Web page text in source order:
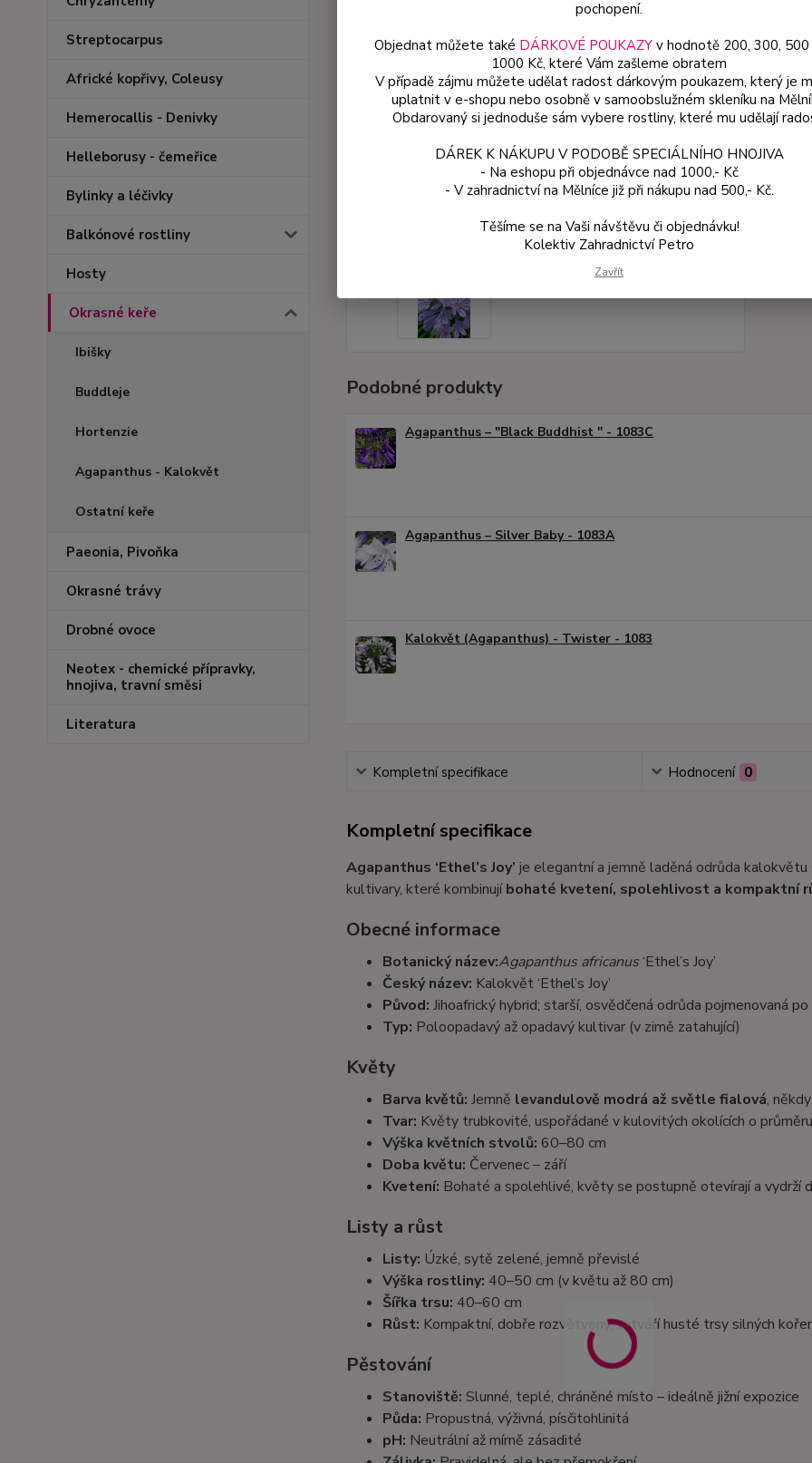
Streptocarpus
Africké kopřivy, Coleusy
Hemerocallis - Denivky
Helleborusy - čemeřice
Bylinky a léčivky
Balkónové rostliny
Hosty
Okrasné keře
Ibišky
Buddleje
Hortenzie
Agapanthus - Kalokvět
Ostatní keře
Paeonia, Pivoňka
Okrasné trávy
Drobné ovoce
Neotex - chemické přípravky,
hnojiva, travní směsi
Literatura
Podobné produkty
Agapanthus – "Black Buddhist " - 1083C
Agapanthus – Silver Baby - 1083A
Kalokvět (Agapanthus) - Twister - 1083
Kompletní specifikace Hodnocení 0
Kompletní specifikace
Agapanthus ‘Ethel’s Joy’ je elegantní a jemně laděná odrůda
kultivary, které kombinujíbohaté kvetení, spolehlivost a kompaktní
Obecné informace
Botanický název:Agapanthus africanus‘Ethel’s Joy’
Český název: Kalokvět ‘Ethel’s Joy’
Původ: Jihoafrický hybrid; starší, osvědčená odrůda pojmenovaná
Typ: Poloopadavý až opadavý kultivar (v zimě zatahující)
Květy
Barva květů: Jemně levandulově modrá až světle fialová,
Tvar: Květy trubkovité, uspořádané v kulovitých okolících o
Výška květních stvolů: 60–80 cm
Doba květu: Červenec – září
Kvetení: Bohaté a spolehlivé, květy se postupně otevírají a vydrží
Listy a růst
Listy: Úzké, sytě zelené, jemně převislé
Výška rostliny: 40–50 cm (v květu až 80 cm)
Šířka trsu: 40–60 cm
Růst: Kompaktní, dobře rozvětvený, vytváří husté trsy silných
Pěstování
Stanoviště: Slunné, teplé, chráněné místo – ideálně jižní expozice
Půda: Propustná, výživná, písčitohlinitá
pH: Neutrální až mírně zásadité
pochopení.
Objednat můžete také DÁRKOVÉ POUKAZYv hodnotě 200, 300, 500
1000 Kč, které Vám zašleme obratem
V případě zájmu můžete udělat radost dárkovým poukazem, který je
uplatnit v e-shopu nebo osobně v samoobslužném skleníku na
Obdarovaný si jednoduše sám vybere rostliny, které mu udělají
DÁREK K NÁKUPU V PODOBĚ SPECIÁLNÍHO HNOJIVA
- Na eshopu při objednávce nad 1000,- Kč
- V zahradnictví na Mělníce již při nákupu nad 500,- Kč.
Těšíme se na Vaši návštěvu či objednávku!
Kolektiv Zahradnictví Petro
Zavřít